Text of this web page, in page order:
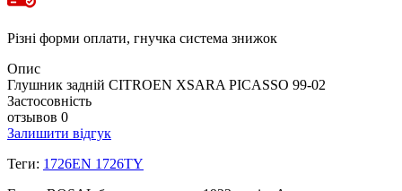
Різні форми оплати, гнучка система знижок
Опис
Глушник задній CITROEN XSARA PICASSO 99-02
Застосовність
отзывов 0
Залишити відгук
Теги: 1726EN 1726TY